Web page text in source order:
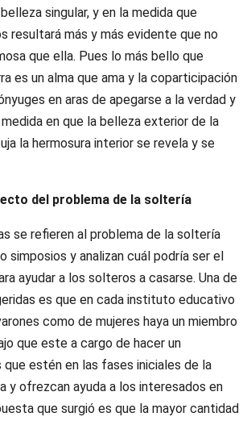
singular, y en la medida que
resultará más y más evidente que no
que ella. Pues lo más bello que
es un alma que ama y la coparticipación
en aras de apegarse a la verdad y
en que la belleza exterior de la
la hermosura interior se revela y se
del problema de la soltería
se refieren al problema de la soltería
simposios y analizan cuál podría ser el
ayudar a los solteros a casarse. Una de
es que en cada instituto educativo
como de mujeres haya un miembro
que este a cargo de hacer un
estén en las fases iniciales de la
y ofrezcan ayuda a los interesados en
que surgió es que la mayor cantidad